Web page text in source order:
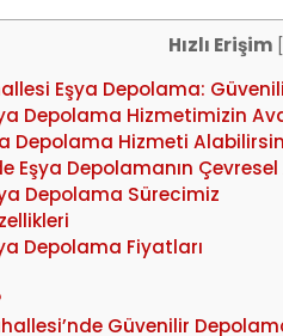
Hızlı Erişim
Eşya Depolama:
Depolama Hizmetimizin
Depolama Hizmeti
Eşya Depolamanın
Depolama Sürecimiz
Depolama Fiyatları
Güvenilir